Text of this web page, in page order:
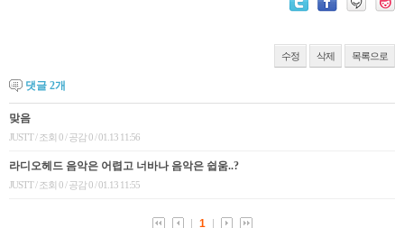
수정 삭제 목록으로
댓글 2개